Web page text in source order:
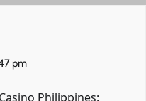
pm
Philippines: